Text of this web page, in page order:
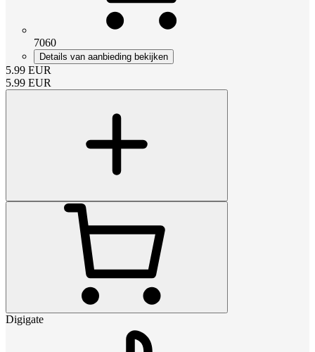
7060
Details van aanbieding bekijken
5.99 EUR
5.99 EUR
Digigate